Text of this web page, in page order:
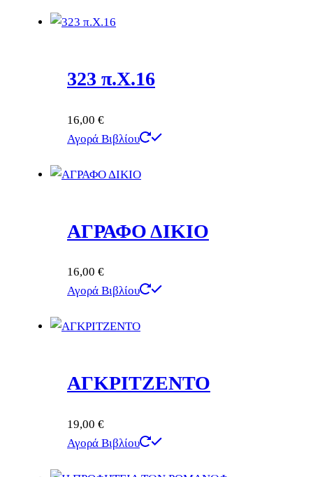
323 π.Χ.16
16,00 €
Αγορά Βιβλίου
ΑΓΡΑΦΟ ΔΙΚΙΟ
16,00 €
Αγορά Βιβλίου
ΑΓΚΡΙΤΖΕΝΤΟ
19,00 €
Αγορά Βιβλίου